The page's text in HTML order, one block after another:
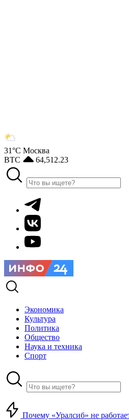
31°С Москва
BTC
64,512.23
Экономика
Культура
Политика
Общество
Наука и техника
Спорт
Почему «Уралсиб» не